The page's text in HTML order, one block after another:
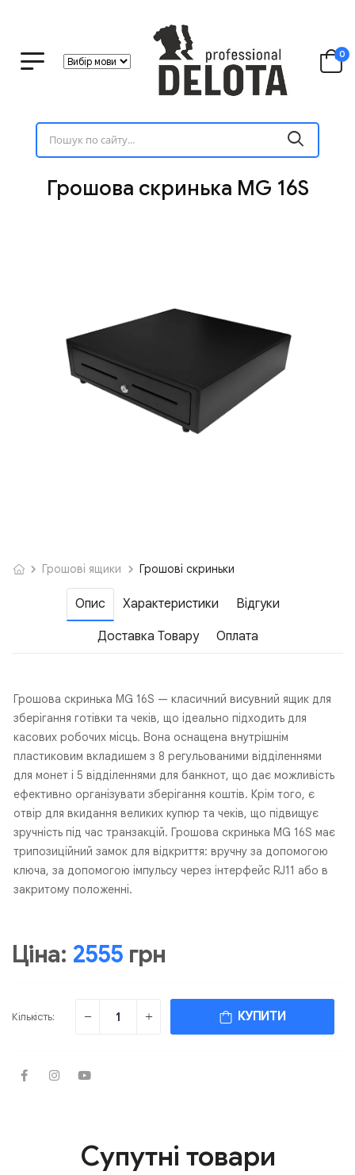
0
Грошова скринька MG 16S
Грошові ящики Грошові скриньки
Опис Характеристики Відгуки
Доставка Товару Оплата
Грошова скринька MG 16S — класичний висувний ящик для
зберігання готівки та чеків, що ідеально підходить для
касових робочих місць. Вона оснащена внутрішнім
пластиковим вкладишем з 8 регульованими відділеннями
для монет і 5 відділеннями для банкнот, що дає можливість
ефективно організувати зберігання коштів. Крім того, є
отвір для вкидання великих купюр та чеків, що підвищує
зручність під час транзакцій. Грошова скринька MG 16S має
трипозиційний замок для відкриття: вручну за допомогою
ключа, за допомогою імпульсу через інтерфейс RJ11 або в
закритому положенні.
Ціна: 2555 грн
Кількість: КУПИТИ
Супутні товари